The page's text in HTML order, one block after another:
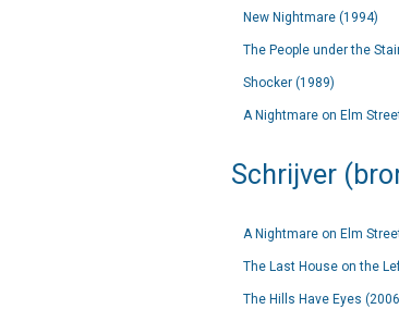
New Nightmare (1994)
The People under the
Shocker (1989)
A Nightmare on Elm
Schrijver
A Nightmare on Elm
The Last House on the
The Hills Have Eyes